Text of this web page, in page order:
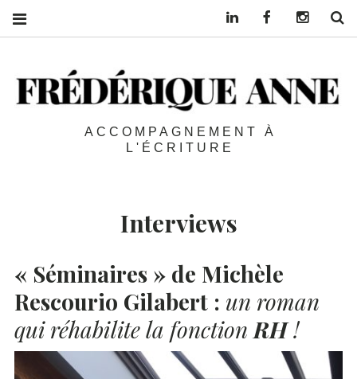
ACCOMPAGNEMENT À
L'ÉCRITURE
Interviews
« Séminaires » de Michèle
Rescourio Gilabert : un roman
qui réhabilite la fonction RH!
Linkedin Facebook